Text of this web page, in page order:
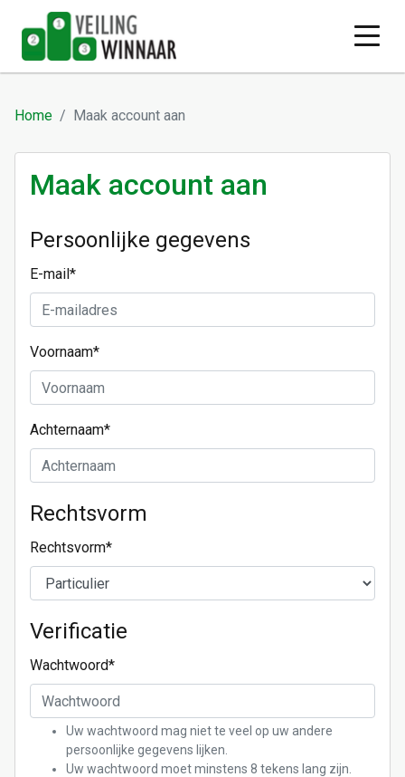
Home Maak account aan
Maak account aan
Persoonlijke gegevens
E-mail*
Voornaam*
Achternaam*
Rechtsvorm
Rechtsvorm*
Verificatie
Wachtwoord*
Uw wachtwoord mag niet te veel op uw andere
persoonlijke gegevens lijken.
Uw wachtwoord moet minstens 8 tekens lang zijn.